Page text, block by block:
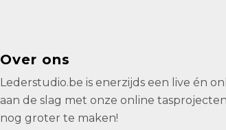
Over ons
Lederstudio.be is enerzijds een live én
aan de slag met onze online
nog groter te maken!